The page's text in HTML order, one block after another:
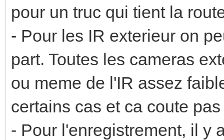
pour un truc qui tient la
- Pour les IR exterieur on
part. Toutes les cameras
ou meme de l'IR assez
certains cas et ca coute pas
- Pour l'enregistrement, il y